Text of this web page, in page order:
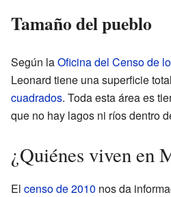
Tamaño del pueblo
Según laOficina del Censo de
Leonard tiene una superficie
cuadrados. Toda esta área es
que no hay lagos ni ríos dentro
¿Quiénes viven en
El censo de 2010 nos da